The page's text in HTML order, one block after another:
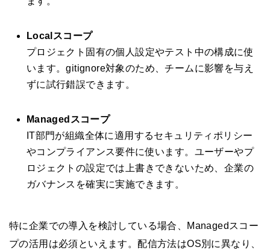
Localスコープ
プロジェクト固有の個人設定やテスト中の構成に使
います。gitignore対象のため、チームに影響を与え
ずに試行錯誤できます。
Managedスコープ
IT部門が組織全体に適用するセキュリティポリシー
やコンプライアンス要件に使います。ユーザーやプ
ロジェクトの設定では上書きできないため、企業の
ガバナンスを確実に実施できます。
特に企業での導入を検討している場合、Managedスコー
プの活用は必須といえます。配信方法はOS別に異なり、